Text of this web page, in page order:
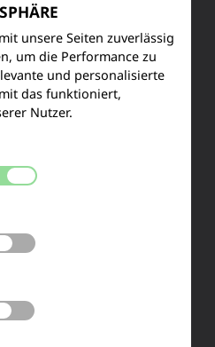
unsere Seiten zuverlässig
um die Performance zu
und personalisierte
das funktioniert,
Nutzer.